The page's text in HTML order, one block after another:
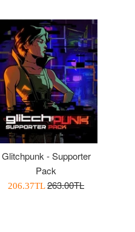
Glitchpunk - Supporter
Pack
İndirimli
206.37TLNormal
263.00TL